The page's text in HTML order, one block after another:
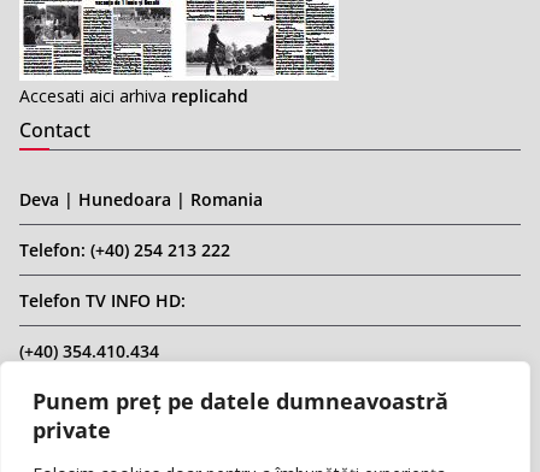
Punem preț pe datele dumneavoastră
private
Accesati aici arhiva replicahd
Contact
Deva | Hunedoara | Romania
Telefon: (+40) 254 213 222
Telefon TV INFO HD:
(+40) 354.410.434
Email: infohd20@gmail.com